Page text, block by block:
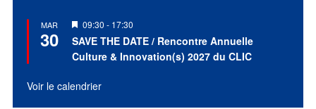
MAR
30
Mis
en
avant
09:30 - 17:30
SAVE THE DATE / Rencontre Annuelle
Culture & Innovation(s) 2027 du CLIC
Voir le calendrier